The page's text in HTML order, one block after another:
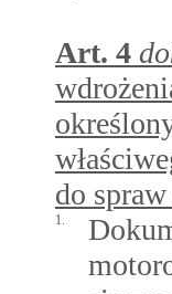
Art. 4
do
1.